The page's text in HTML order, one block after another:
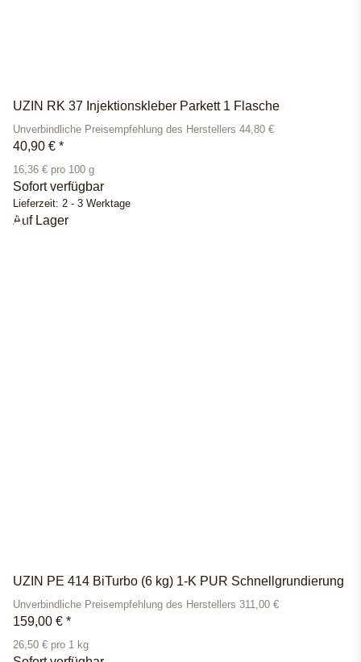
UZIN RK 37 Injektionskleber Parkett 1 Flasche
Unverbindliche Preisempfehlung des Herstellers 44,80 €
40,90 € *
16,36 € pro 100 g
Sofort verfügbar
Lieferzeit: 2 - 3 Werktage
Auf Lager
UZIN PE 414 BiTurbo (6 kg) 1-K PUR Schnellgrundierung
Unverbindliche Preisempfehlung des Herstellers 311,00 €
159,00 € *
26,50 € pro 1 kg